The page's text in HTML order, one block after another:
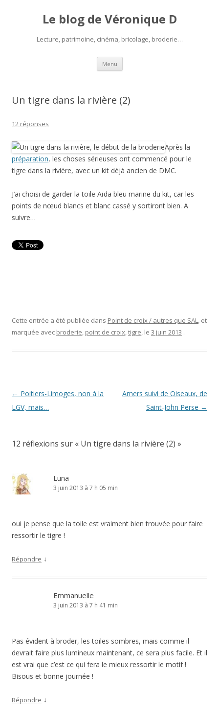
Le blog de Véronique D
Lecture, patrimoine, cinéma, bricolage, broderie…
Menu Aller
contenu
Un tigre dans la rivière (2)
12 réponses
Après la
préparation, les choses sérieuses ont commencé pour le
tigre dans la rivière, avec un kit déjà ancien de DMC.
J’ai choisi de garder la toile Aïda bleu marine du kit, car les
points de nœud blancs et blanc cassé y sortiront bien. A
suivre…
Cette entrée a été publiée dans Point de croix / autres que SAL, et
marquée avec broderie, point de croix,tigre, le 3 juin 2013 .
Navigation
des
← Poitiers-Limoges, non à la
LGV, mais…
Amers suivi de Oiseaux, de
Saint-John Perse →
12 réflexions sur « Un tigre dans la rivière (2) »
Luna
3 juin 2013 à 7 h 05 min
oui je pense que la toile est vraiment bien trouvée pour faire
ressortir le tigre !
Répondre ↓
Emmanuelle
3 juin 2013 à 7 h 41 min
Pas évident à broder, les toiles sombres, mais comme il
devrait faire plus lumineux maintenant, ce sera plus facile. Et il
est vrai que c’est ce qui fera le mieux ressortir le motif !
Bisous et bonne journée !
Répondre ↓